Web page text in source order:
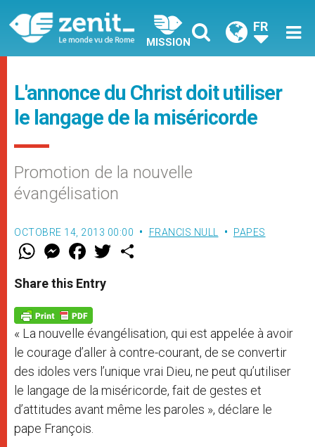
MISSION
FR
L'annonce du Christ doit utiliser
le langage de la miséricorde
Promotion de la nouvelle
évangélisation
OCTOBRE 14, 2013 00:00 FRANCIS NULL PAPES
W
t
s
p
p
M
e
s
e
g
e
r
F
a
e
b
o
k
w
Share this Entry
« La nouvelle évangélisation, qui est appelée à avoir
le courage d’aller à contre-courant, de se convertir
des idoles vers l’unique vrai Dieu, ne peut qu’utiliser
le langage de la miséricorde, fait de gestes et
d’attitudes avant même les paroles », déclare le
pape François.